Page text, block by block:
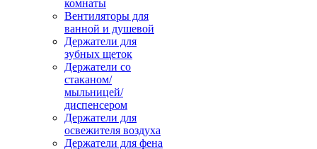
комнаты
Вентиляторы для
ванной и душевой
Держатели для
зубных щеток
Держатели со
стаканом/
мыльницей/
диспенсером
Держатели для
освежителя воздуха
Держатели для фена